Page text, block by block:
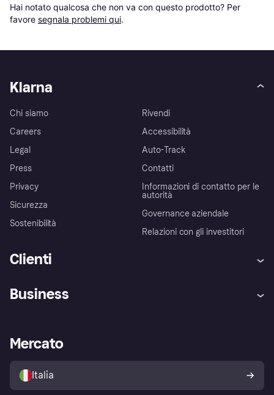
Hai notato qualcosa che non va con questo prodotto? Per
favore segnala problemi qui.
Klarna
Chi siamo
Careers
Legal
Press
Privacy
Sicurezza
Sostenibilità
Rivendi
Accessibilità
Auto-Track
Contatti
Informazioni di contatto per le
autorità
Governance aziendale
Relazioni con gli investitori
Clienti
Assistenza
Esplora i negozi
Politica di protezione
dell'acquirente Klarna
Business
Accesso aziende
Mercato
Italia